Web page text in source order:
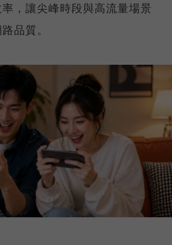
，讓尖峰時段與高流量場景
品質。